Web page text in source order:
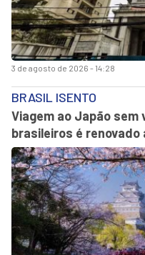
3 de agosto de 2026 - 14:28
BRASIL ISENTO
Viagem ao Japão
brasileiros é renovado